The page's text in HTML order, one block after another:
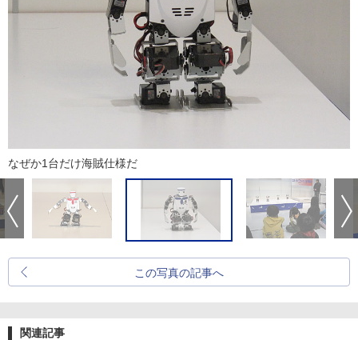
なぜか1台だけ海賊仕様だ
この写真の記事へ
関連記事